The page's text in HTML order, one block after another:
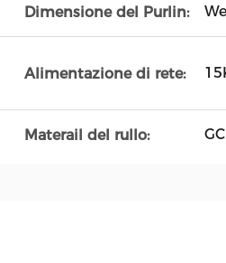
Dimensione del Purlin:
Alimentazione di rete:
Materail del rullo: